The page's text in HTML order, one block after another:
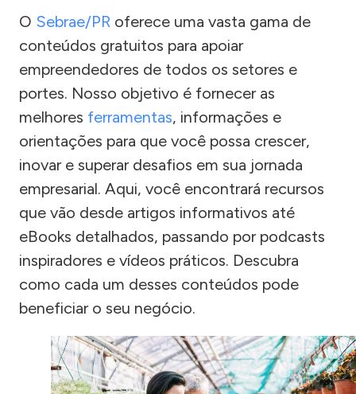
O Sebrae/PR oferece uma vasta gama de
conteúdos gratuitos para apoiar
empreendedores de todos os setores e
portes. Nosso objetivo é fornecer as
melhores ferramentas, informações e
orientações para que você possa crescer,
inovar e superar desafios em sua jornada
empresarial. Aqui, você encontrará recursos
que vão desde artigos informativos até
eBooks detalhados, passando por podcasts
inspiradores e vídeos práticos. Descubra
como cada um desses conteúdos pode
beneficiar o seu negócio.